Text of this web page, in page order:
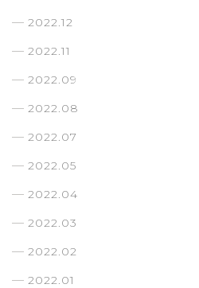
2022.12
2022.11
2022.09
2022.08
2022.07
2022.05
2022.04
2022.03
2022.02
2022.01